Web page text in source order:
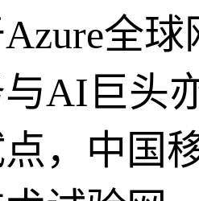
全
AI巨头
，中国